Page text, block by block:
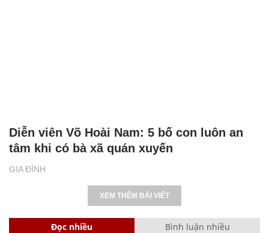
GIA ĐÌNH
Diễn viên Võ Hoài Nam: 5 bố con luôn an
tâm khi có bà xã quán xuyến
XEM THÊM BÀI VIẾT
Đọc nhiều Bình luận nhiều